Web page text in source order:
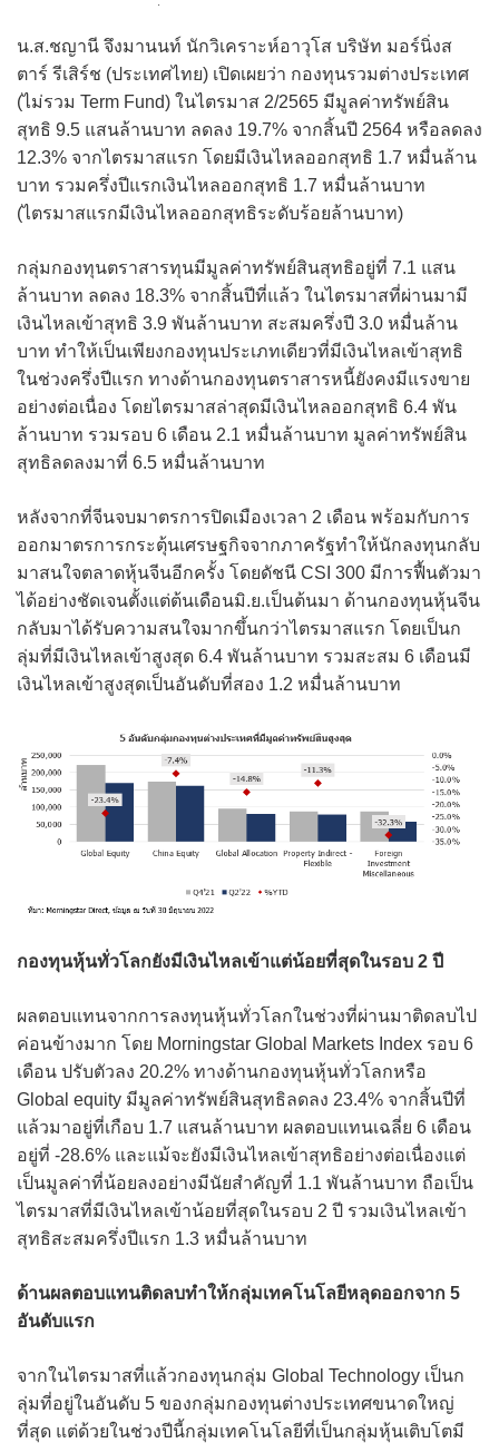
น.ส.ชญานี จึงมานนท์ นักวิเคราะห์อาวุโส บริษัท มอร์นิ่งส
ตาร์ รีเสิร์ช (ประเทศไทย) เปิดเผยว่า กองทุนรวมต่างประเทศ
(ไม่รวม Term Fund) ในไตรมาส 2/2565 มีมูลค่าทรัพย์สิน
สุทธิ 9.5 แสนล้านบาท ลดลง 19.7% จากสิ้นปี 2564 หรือลดลง
12.3% จากไตรมาสแรก โดยมีเงินไหลออกสุทธิ 1.7 หมื่นล้าน
บาท รวมครึ่งปีแรกเงินไหลออกสุทธิ 1.7 หมื่นล้านบาท
(ไตรมาสแรกมีเงินไหลออกสุทธิระดับร้อยล้านบาท)
กลุ่มกองทุนตราสารทุนมีมูลค่าทรัพย์สินสุทธิอยู่ที่ 7.1 แสน
ล้านบาท ลดลง 18.3% จากสิ้นปีที่แล้ว ในไตรมาสที่ผ่านมามี
เงินไหลเข้าสุทธิ 3.9 พันล้านบาท สะสมครึ่งปี 3.0 หมื่นล้าน
บาท ทำให้เป็นเพียงกองทุนประเภทเดียวที่มีเงินไหลเข้าสุทธิ
ในช่วงครึ่งปีแรก ทางด้านกองทุนตราสารหนี้ยังคงมีแรงขาย
อย่างต่อเนื่อง โดยไตรมาสล่าสุดมีเงินไหลออกสุทธิ 6.4 พัน
ล้านบาท รวมรอบ 6 เดือน 2.1 หมื่นล้านบาท มูลค่าทรัพย์สิน
สุทธิลดลงมาที่ 6.5 หมื่นล้านบาท
หลังจากที่จีนจบมาตรการปิดเมืองเวลา 2 เดือน พร้อมกับการ
ออกมาตรการกระตุ้นเศรษฐกิจจากภาครัฐทำให้นักลงทุนกลับ
มาสนใจตลาดหุ้นจีนอีกครั้ง โดยดัชนี CSI 300 มีการฟื้นตัวมา
ได้อย่างชัดเจนตั้งแต่ต้นเดือนมิ.ย.เป็นต้นมา ด้านกองทุนหุ้นจีน
กลับมาได้รับความสนใจมากขึ้นกว่าไตรมาสแรก โดยเป็นก
ลุ่มที่มีเงินไหลเข้าสูงสุด 6.4 พันล้านบาท รวมสะสม 6 เดือนมี
เงินไหลเข้าสูงสุดเป็นอันดับที่สอง 1.2 หมื่นล้านบาท
กองทุนหุ้นทั่วโลกยังมีเงินไหลเข้าแต่น้อยที่สุดในรอบ 2 ปี
ผลตอบแทนจากการลงทุนหุ้นทั่วโลกในช่วงที่ผ่านมาติดลบไป
ค่อนข้างมาก โดย Morningstar Global Markets Index รอบ 6
เดือน ปรับตัวลง 20.2% ทางด้านกองทุนหุ้นทั่วโลกหรือ
Global equity มีมูลค่าทรัพย์สินสุทธิลดลง 23.4% จากสิ้นปีที่
แล้วมาอยู่ที่เกือบ 1.7 แสนล้านบาท ผลตอบแทนเฉลี่ย 6 เดือน
อยู่ที่ -28.6% และแม้จะยังมีเงินไหลเข้าสุทธิอย่างต่อเนื่องแต่
เป็นมูลค่าที่น้อยลงอย่างมีนัยสำคัญที่ 1.1 พันล้านบาท ถือเป็น
ไตรมาสที่มีเงินไหลเข้าน้อยที่สุดในรอบ 2 ปี รวมเงินไหลเข้า
สุทธิสะสมครึ่งปีแรก 1.3 หมื่นล้านบาท
ด้านผลตอบแทนติดลบทำให้กลุ่มเทคโนโลยีหลุดออกจาก 5
อันดับแรก
จากในไตรมาสที่แล้วกองทุนกลุ่ม Global Technology เป็นก
ลุ่มที่อยู่ในอันดับ 5 ของกลุ่มกองทุนต่างประเทศขนาดใหญ่
ที่สุด แต่ด้วยในช่วงปีนี้กลุ่มเทคโนโลยีที่เป็นกลุ่มหุ้นเติบโตมี